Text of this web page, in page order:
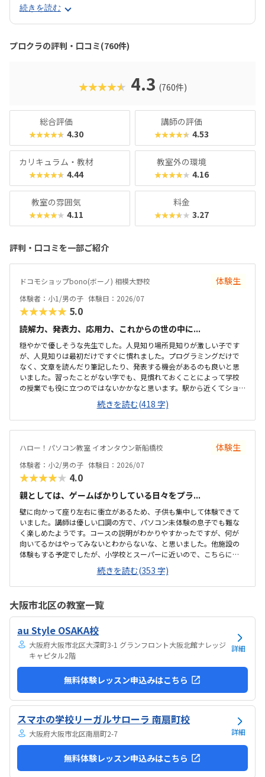
かった点をどう改善するかを考える習慣が身に付くのも特徴
です。さらに、講師は子どもたちの答えを引き出すコーチン
グ型指導を採用。自分で考え、解決する力を育みます。全国
600以上の教室で展開され、初めてでも安心して参加できる
無料体験も実施中。遊びながら未来につながる力を育てられ
続きを読む
プロクラの評判・口コミ(760件)
★★★★★ 4.3 (760件)
総合評価
★★★★★ 4.30
講師の評価
★★★★★ 4.53
カリキュラム・教材
★★★★★ 4.44
教室外の環境
★★★★★ 4.16
教室の雰囲気
★★★★★ 4.11
料金
★★★★★ 3.27
評判・口コミを一部ご紹介
ドコモショップbono(ボーノ) 相模大野校 体験生
体験者：小1/男の子 体験日：2026/07
★★★★★ 5.0
読解力、発表力、応用力、これからの世の中に...
穏やかで優しそうな先生でした。人見知り場所見知りが激しい子です
が、人見知りは最初だけですぐに慣れました。プログラミングだけで
なく、文章を読んだり筆記したり、発表する機会があるのも良いと思
いました。習ったことがない字でも、見慣れておくことによって学校
の授業でも役に立つのではないかかなと思います。駅から近くてショ
ッピングモールの中にあるので便利です。車で来ても授業分の駐車券
は付けてくれるそうです。ドコモショップ内なので音が気になるかと
思いましたが、扉を閉めればそんなに気になりませんでした。一面ガ
ラスなので程よい解放感で授業の様子が見れます。プログラミング教
プライベートでも使えるからいいかな、と思ってます。学校で使って
いるパソコンはタッチパネルタイプなので、キーボードは打てるかな
と心配でしたが、すぐに慣れました。コマンド１つでた...
続きを読む(418 字)
ハロー！パソコン教室 イオンタウン新船橋校 体験生
体験者：小2/男の子 体験日：2026/07
★★★★★ 4.0
親としては、ゲームばかりしている日々をプラ...
壁に向かって座り左右に衝立があるため、子供も集中して体験できて
いました。講師は優しい口調の方で、パソコン未体験の息子でも難な
く楽しめたようです。コースの説明がわかりやすかったですが、何が
向いてるかはやってみないとわからないな、と思いました。他施設の
体験もする予定でしたが、小学校とスーパーに近いので、こちらに決
めました。息子はゲーミングチェアに初めて座れて嬉しかったようで
す。開放的というよりは、落ち着いて楽しめるところが、息子には合
っていそうです。少し高いなという印象ですが、自宅のパソコンから
ました。日頃はSwitchで、マイクラやぽこあポケモンで建築を楽しん
でいます。担当の方と相談して今回のコースが向いてるんじゃないか
と勧められました。
続きを読む(353 字)
大阪市北区の教室一覧
au Style OSAKA校
大阪府大阪市北区大深町3-1 グランフロント大阪北館ナレッジ
キャピタル2階
詳細
無料体験レッスン申込みはこちら
スマホの学校リーガルサローラ 南扇町校
大阪府大阪市北区南扇町2-7 詳細
無料体験レッスン申込みはこちら